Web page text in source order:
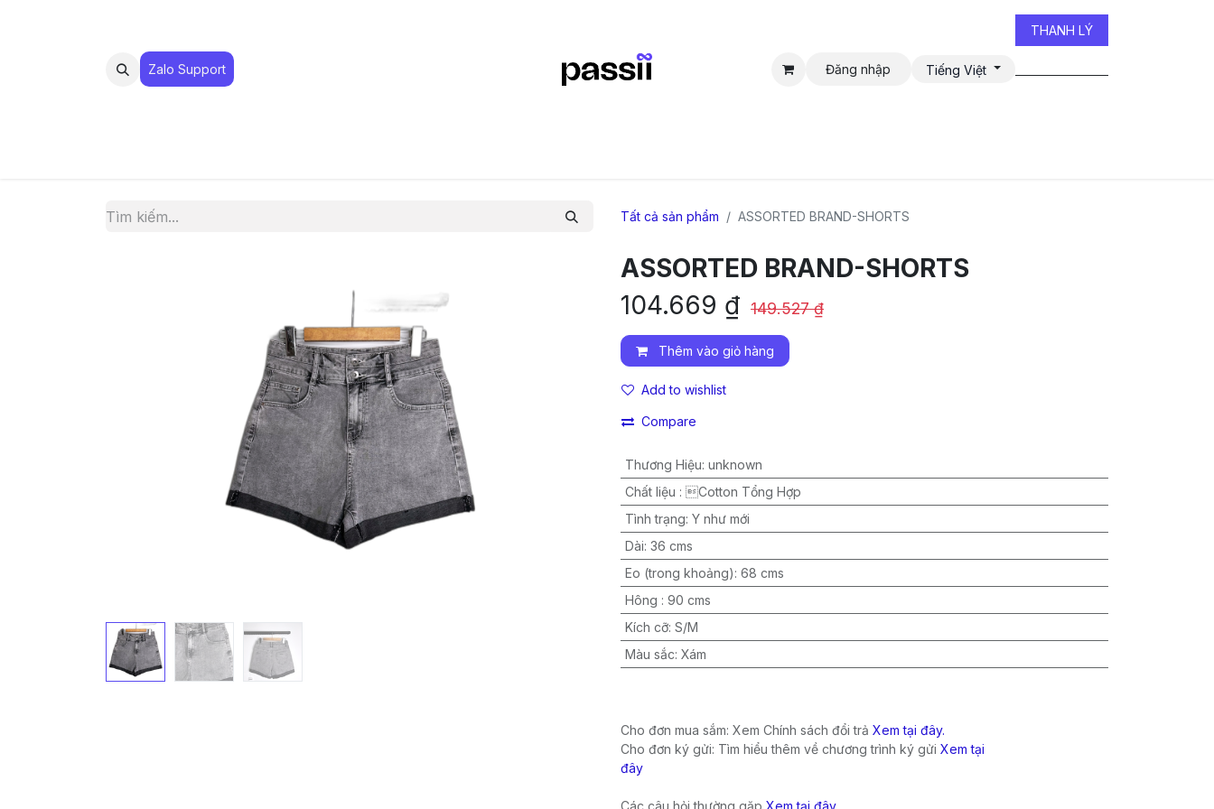
Zalo Suppo​​​​​​rt Đăng nhập Tiếng Việt
THANH LÝ
Tất cả sản phẩm ASSORTED BRAND-SHORTS
ASSORTED BRAND-SHORTS
104.669 ₫ 149.527₫
Thêm vào giỏ hàng
Add to wishlist
Compare
Thương Hiệu: unknown
Chất liệu : Cotton Tổng Hợp
Tình trạng: Y như mới
Dài: 36 cms
Eo (trong khoảng): 68 cms
Hông : 90 cms
Kích cỡ: S/M
Màu sắc: Xám
Cho đơn mua sắm: Xem Chính sách đổi trả Xem tại đây.
Cho đơn ký gửi: Tìm hiểu thêm về chương trình ký gửi Xem tại
đây
Các câu hỏi thường gặp Xem tại đây